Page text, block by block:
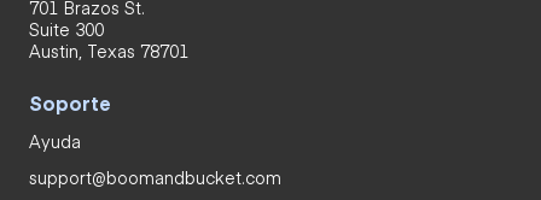
701 Brazos St.
Suite 300
Austin, Texas 78701
Soporte
Ayuda
support@boomandbucket.com